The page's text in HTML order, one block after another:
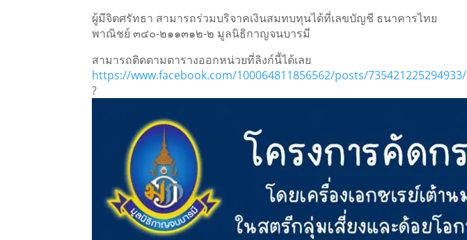
ผู้มีจิตศรัทธา สามารถร่วมบริจาคเงินสมทบทุนได้ที่เลขบัญชี ธนาคารไทย
พาณิชย์ ๓๔๐-๒๑๑๓๑๒-๒ มูลนิธิกาญจนบารมี
สามารถติดตามตารางออกหน่วยที่ลิงก์นี้ได้เลย
https://www.facebook.com/100064811856562/posts/735421225294933/
?